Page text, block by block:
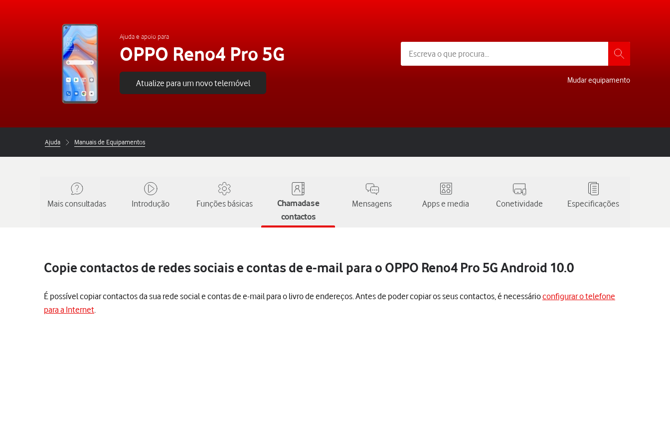
Ajuda e apoio para
OPPO Reno4 Pro 5G
Atualize para um novo telemóvel Mudar equipamento
Ajuda Manuais de Equipamentos
Mais consultadas Introdução Funções básicas
Chamadas e
contactos
Mensagens Apps e media Conetividade Especificações
Copie contactos de redes sociais e contas de e-mail para o OPPO Reno4 Pro 5G Android 10.0
É possível copiar contactos da sua rede social e contas de e-mail para o livro de endereços. Antes de poder copiar os seus contactos, é necessárioconfigurar o telefone
para a Internet